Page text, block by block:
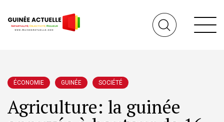
ÉCONOMIE GUINÉE SOCIÉTÉ
Agriculture: la guinée